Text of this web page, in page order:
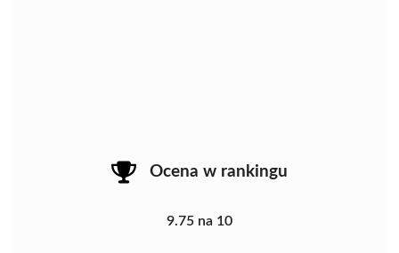
Ocena w rankingu
9.75 na 10